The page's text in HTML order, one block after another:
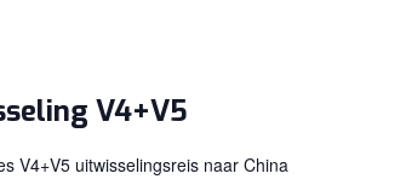
V4+V5
V4+V5 uitwisselingsreis naar China